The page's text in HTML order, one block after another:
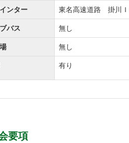
ンター 東名高速道路 掛川
バス 無し
無し
有り
要項